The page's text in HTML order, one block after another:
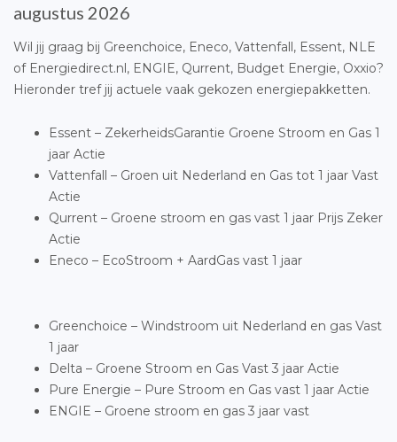
augustus 2026
Wil jij graag bij Greenchoice, Eneco, Vattenfall, Essent, NLE
of Energiedirect.nl, ENGIE, Qurrent, Budget Energie, Oxxio?
Hieronder tref jij actuele vaak gekozen energiepakketten.
Essent – ZekerheidsGarantie Groene Stroom en Gas 1
jaar Actie
Vattenfall – Groen uit Nederland en Gas tot 1 jaar Vast
Actie
Qurrent – Groene stroom en gas vast 1 jaar Prijs Zeker
Actie
Eneco – EcoStroom + AardGas vast 1 jaar
Greenchoice – Windstroom uit Nederland en gas Vast
1 jaar
Delta – Groene Stroom en Gas Vast 3 jaar Actie
Pure Energie – Pure Stroom en Gas vast 1 jaar Actie
ENGIE – Groene stroom en gas 3 jaar vast